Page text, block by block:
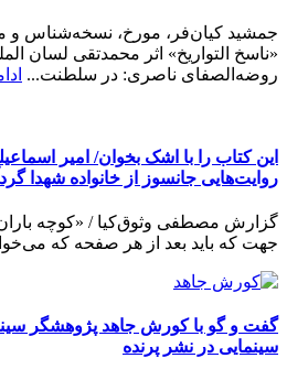
جمشید کیان‌فر، مورخ، نسخه‌شناس و
«ناسخ التواریخ» اثر محمدتقی لسان
روضه‌الصفای ناصری: در سلطنت...
این کتاب را با اشک بخوان/ امیر
روایت‌هایی جانسوز از خانواده شهدا
گزارش مصطفی وثوق‌کیا / «کوچه
جهت که باید بعد از هر صفحه که
گفت و گو با کورش جاهد پژوهشگر
سینمایی در نشر پرنده